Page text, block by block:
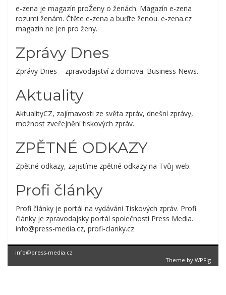
e-zena je magazín proŽeny o ženách. Magazín e-zena
rozumí ženám. Čtěte e-zena a buďte ženou. e-zena.cz
magazín ne jen pro ženy.
Zprávy Dnes
Zprávy Dnes – zpravodajství z domova. Business News.
Aktuality
AktualityCZ, zajímavosti ze světa zpráv, dnešní zprávy,
možnost zveřejnění tiskových zpráv.
ZPĚTNÉ ODKAZY
Zpětné odkazy, zajistíme zpětné odkazy na Tvůj web.
Profi články
Profi články je portál na vydávání Tiskových zpráv. Profi
články je zpravodajsky portál společnosti Press Media.
info@press-media.cz, profi-clanky.cz
info@press-media.cz
Theme by WPFig